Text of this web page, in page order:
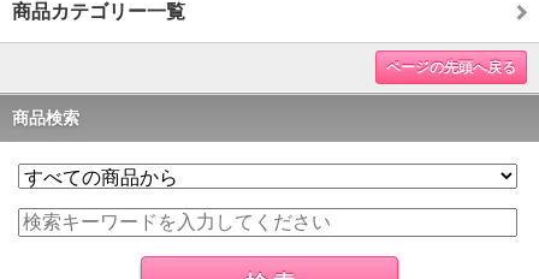
商品カテゴリー一覧
ページの先頭へ戻る
商品検索